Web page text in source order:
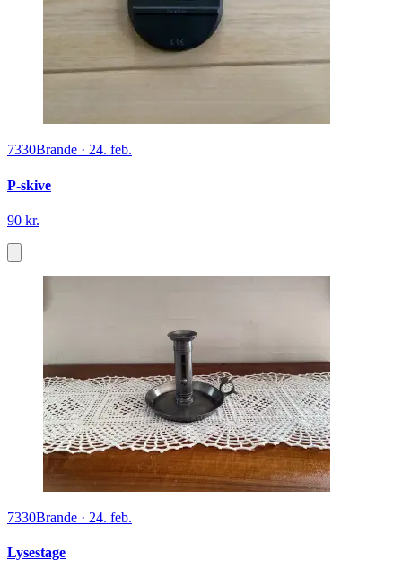
7330Brande · 24. feb.
P-skive
90 kr.
7330Brande · 24. feb.
Lysestage